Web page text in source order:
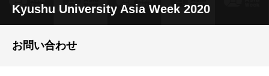
Kyushu University Asia Week 2020
お問い合わせ